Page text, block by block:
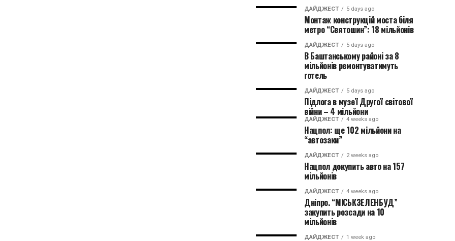
ДАЙДЖЕСТ 5 days ago
Монтаж конструкцій моста біля
метро “Святошин”: 18 мільйонів
ДАЙДЖЕСТ 5 days ago
В Баштанському районі за 8
мільйонів ремонтуватимуть
готель
ДАЙДЖЕСТ 5 days ago
Підлога в музеї Другої світової
війни – 4 мільйони
ДАЙДЖЕСТ 4 weeks ago
Нацпол: ще 102 мільйони на
“автозаки”
ДАЙДЖЕСТ 2 weeks ago
Нацпол докупить авто на 157
мільйонів
ДАЙДЖЕСТ 4 weeks ago
Дніпро. “МІСЬКЗЕЛЕНБУД”
закупить розсади на 10
мільйонів
ДАЙДЖЕСТ 1 week ago